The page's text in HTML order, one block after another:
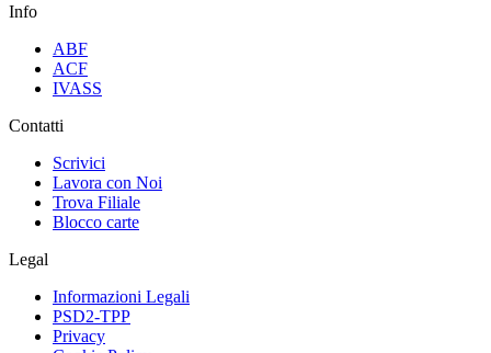
Info
ABF
ACF
IVASS
Contatti
Scrivici
Lavora con Noi
Trova Filiale
Blocco carte
Legal
Informazioni Legali
PSD2-TPP
Privacy